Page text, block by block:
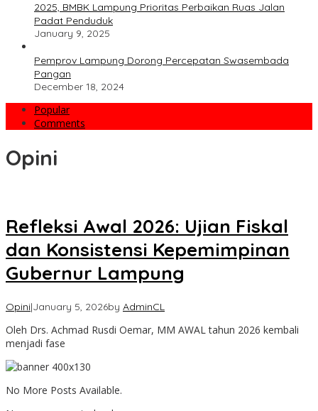
2025, BMBK Lampung Prioritas Perbaikan Ruas Jalan
Padat Penduduk
January 9, 2025
Pemprov Lampung Dorong Percepatan Swasembada
Pangan
December 18, 2024
Popular
Comments
Opini
Refleksi Awal 2026: Ujian Fiskal
dan Konsistensi Kepemimpinan
Gubernur Lampung
Opini|January 5, 2026by AdminCL
Oleh Drs. Achmad Rusdi Oemar, MM AWAL tahun 2026 kembali
menjadi fase
No More Posts Available.